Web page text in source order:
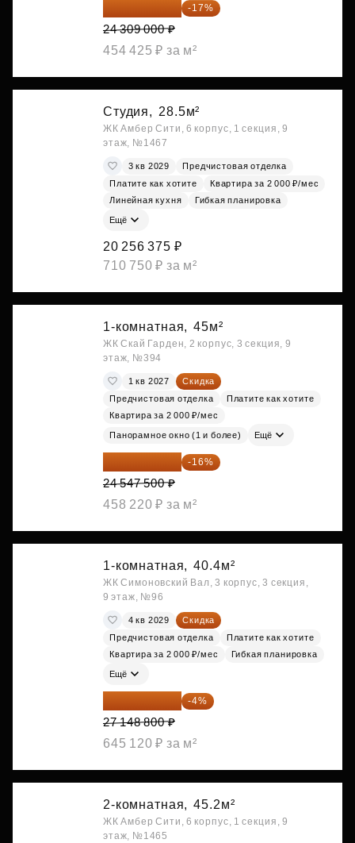
20 176 470 ₽ -17%
24 309 000 ₽
454 425 ₽ за м²
Студия, 28.5м²
ЖК Амбер Сити, 6 корпус, 1 секция, 9
этаж, №1467
3 кв 2029
Предчистовая отделка
Платите как хотите
Квартира за 2 000 ₽/мес
Линейная кухня
Гибкая планировка
Ещё
20 256 375 ₽
710 750 ₽ за м²
1-комнатная, 45м²
ЖК Скай Гарден, 2 корпус, 3 секция, 9
этаж, №394
1 кв 2027
Скидка
Предчистовая отделка
Платите как хотите
Квартира за 2 000 ₽/мес
Панорамное окно (1 и более) Ещё
20 619 900 ₽ -16%
24 547 500 ₽
458 220 ₽ за м²
1-комнатная, 40.4м²
ЖК Симоновский Вал, 3 корпус, 3 секция,
9 этаж, №96
4 кв 2029
Скидка
Предчистовая отделка
Платите как хотите
Квартира за 2 000 ₽/мес
Гибкая планировка
Ещё
26 062 848 ₽ -4%
27 148 800 ₽
645 120 ₽ за м²
2-комнатная, 45.2м²
ЖК Амбер Сити, 6 корпус, 1 секция, 9
этаж, №1465